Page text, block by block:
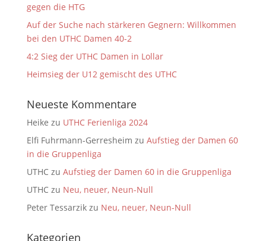
gegen die HTG
Auf der Suche nach stärkeren Gegnern: Willkommen
bei den UTHC Damen 40-2
4:2 Sieg der UTHC Damen in Lollar
Heimsieg der U12 gemischt des UTHC
Neueste Kommentare
Heike zu UTHC Ferienliga 2024
Elfi Fuhrmann-Gerresheim zu Aufstieg der Damen 60
in die Gruppenliga
UTHCzu Aufstieg der Damen 60 in die Gruppenliga
UTHCzu Neu, neuer, Neun-Null
Peter Tessarzikzu Neu, neuer, Neun-Null
Kategorien